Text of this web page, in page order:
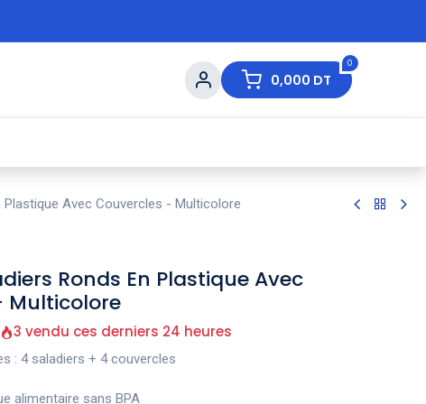
0
0,000 DT
Plastique Avec Couvercles - Multicolore
Ronds En Plastique Avec
Multicolore
3 vendu ces derniers 24 heures
: 4 saladiers + 4 couvercles
alimentaire sans BPA